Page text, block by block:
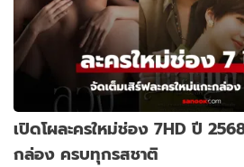
เปิดโผละครใหม่ช่อง 7HD ปี
กล่อง ครบทุกรสชาติ